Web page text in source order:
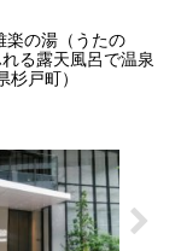
楽の湯（うたの
る露天風呂で温泉
杉戸町）